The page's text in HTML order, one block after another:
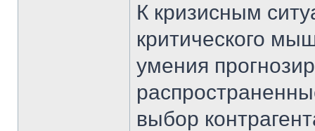
К кризисным
критического
умения
выбор